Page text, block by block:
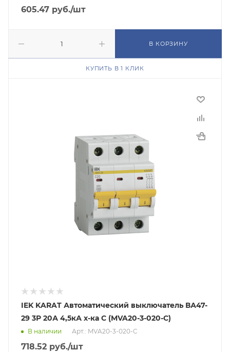
605.47 руб./шт
В КОРЗИНУ
КУПИТЬ В 1 КЛИК
IEK KARAT Автоматический выключатель ВА47-
29 3Р 20А 4,5кА х-ка С (MVA20-3-020-C)
В наличии Арт.: MVA20-3-020-C
718.52 руб./шт